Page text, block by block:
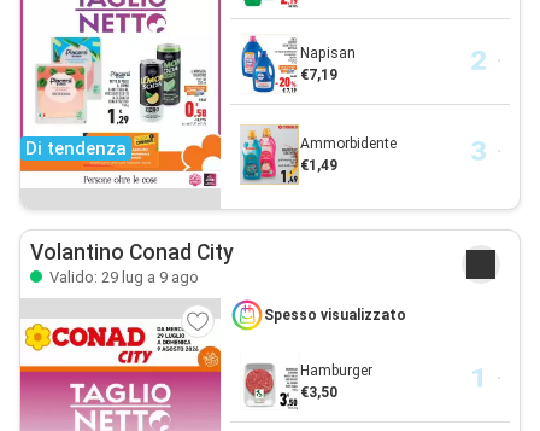
Di tendenza
Napisan
€7,19
Ammorbidente
€1,49
Volantino Conad City
Valido: 29 lug a 9 ago
Spesso visualizzato
Hamburger
€3,50